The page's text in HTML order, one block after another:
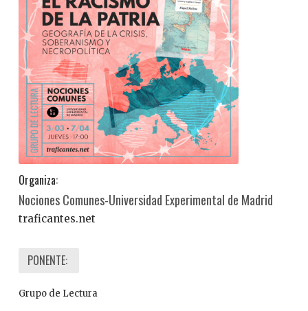
Organiza:
Nociones Comunes-Universidad Experimental de Madrid
traficantes.net
PONENTE:
Grupo de Lectura